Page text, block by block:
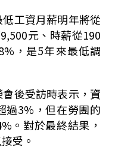
工資月薪明年將從
元、時薪從190
，是5年來最低調
後受訪時表示，資
過3%，但在勞團的
。對於最終結果，
受。